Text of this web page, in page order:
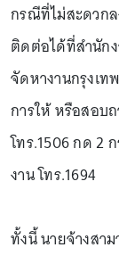
กรณีที่ไม่สะดวก
ติดต่อได้ที่สำนัก
จัดหางานกรุงเท
การให้ หรือสอบ
โทร.1506 กด 2
งาน โทร.1694
ทั้งนี้ นายจ้างสา